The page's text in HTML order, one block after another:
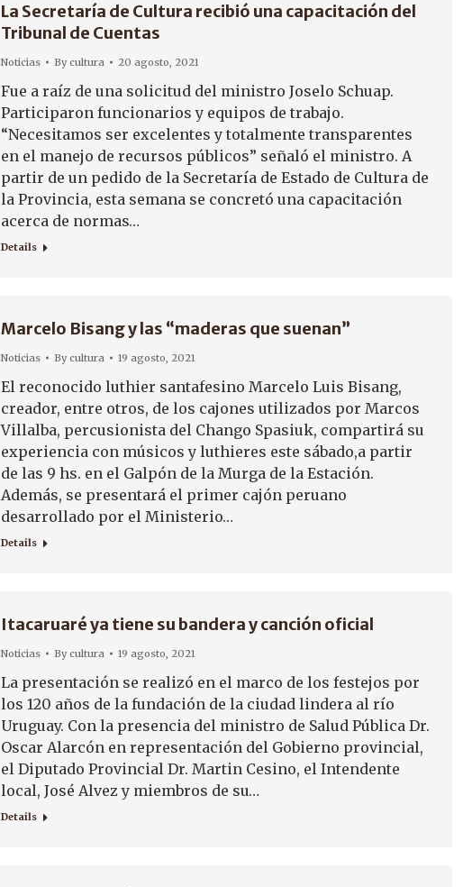
La Secretaría de Cultura recibió una capacitación del
Tribunal de Cuentas
Noticias Bycultura 20 agosto, 2021
Fue a raíz de una solicitud del ministro Joselo Schuap.
Participaron funcionarios y equipos de trabajo.
“Necesitamos ser excelentes y totalmente transparentes
en el manejo de recursos públicos” señaló el ministro. A
partir de un pedido de la Secretaría de Estado de Cultura de
la Provincia, esta semana se concretó una capacitación
acerca de normas…
Details
Marcelo Bisang y las “maderas que suenan”
Noticias Bycultura 19 agosto, 2021
El reconocido luthier santafesino Marcelo Luis Bisang,
creador, entre otros, de los cajones utilizados por Marcos
Villalba, percusionista del Chango Spasiuk, compartirá su
experiencia con músicos y luthieres este sábado,a partir
de las 9 hs. en el Galpón de la Murga de la Estación.
Además, se presentará el primer cajón peruano
desarrollado por el Ministerio…
Details
Itacaruaré ya tiene su bandera y canción oficial
Noticias Bycultura 19 agosto, 2021
La presentación se realizó en el marco de los festejos por
los 120 años de la fundación de la ciudad lindera al río
Uruguay. Con la presencia del ministro de Salud Pública Dr.
Oscar Alarcón en representación del Gobierno provincial,
el Diputado Provincial Dr. Martin Cesino, el Intendente
local, José Alvez y miembros de su…
Details